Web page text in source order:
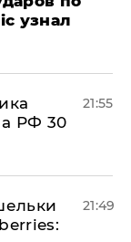
узнал
РФ 30
21:55
21:49